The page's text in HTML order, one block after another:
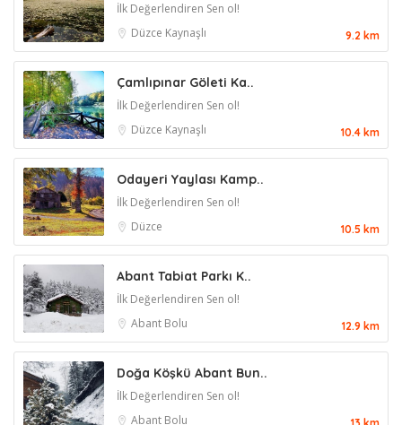
İlk Değerlendiren Sen ol!
Düzce Kaynaşlı 9.2 km
Çamlıpınar Göleti Ka..
İlk Değerlendiren Sen ol!
Düzce Kaynaşlı 10.4 km
Odayeri Yaylası Kamp..
İlk Değerlendiren Sen ol!
Düzce
10.5 km
Abant Tabiat Parkı K..
İlk Değerlendiren Sen ol!
Abant Bolu 12.9 km
Doğa Köşkü Abant Bun..
İlk Değerlendiren Sen ol!
Abant Bolu